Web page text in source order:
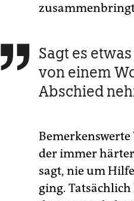
 Sagt es
von einem
Abschied
Bemerkenswerte
der immer
sagt, nie um
ging.